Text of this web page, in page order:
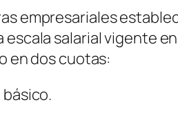
empresariales
salarial vigente
en dos cuotas: